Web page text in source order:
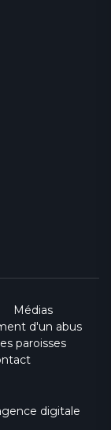
Médias
d'un abus
paroisses
digitale